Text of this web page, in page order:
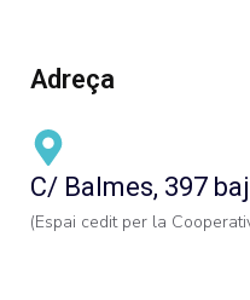
Adreça
C/ Balmes, 397
(Espai cedit per la